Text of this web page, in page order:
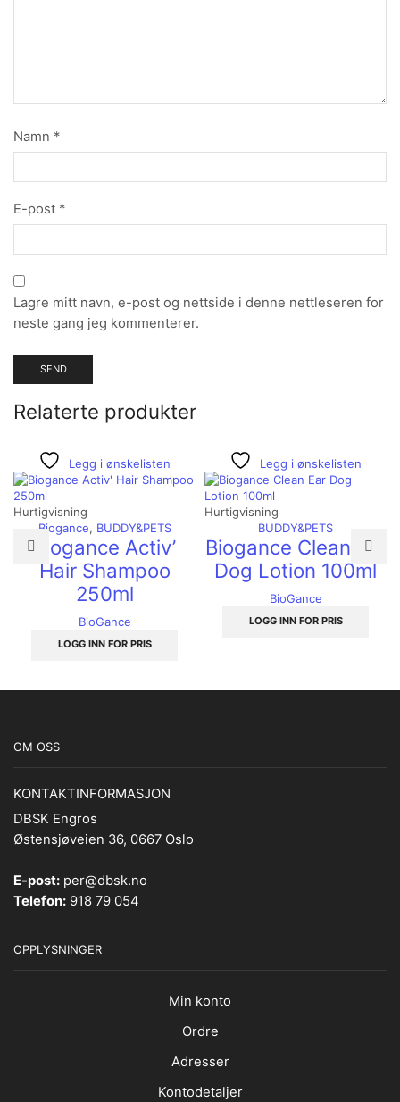
Namn *
E-post *
Lagre mitt navn, e-post og nettside i denne nettleseren for
neste gang jeg kommenterer.
Relaterte produkter
Legg i ønskelisten
Hurtigvisning
Biogance, BUDDY&PETS
Biogance Activ’
Hair Shampoo
250ml
BioGance
LOGG INN FOR PRIS
Legg i ønskelisten
Hurtigvisning
BUDDY&PETS
Biogance Clean Ear
Dog Lotion 100ml
BioGance
LOGG INN FOR PRIS
OM OSS
KONTAKTINFORMASJON
DBSK Engros
Østensjøveien 36, 0667 Oslo
E-post: per@dbsk.no
Telefon: 918 79 054
OPPLYSNINGER
Min konto
Ordre
Adresser
Kontodetaljer